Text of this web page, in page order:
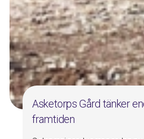
Asketorps Gård tänker
framtiden